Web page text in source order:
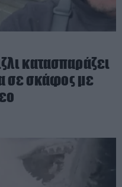
κατασπαράζει
σε σκάφος με